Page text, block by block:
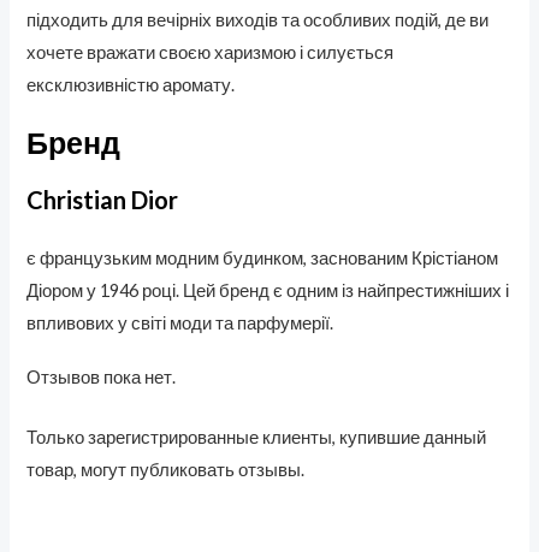
підходить для вечірніх виходів та особливих подій, де ви
хочете вражати своєю харизмою і силується
ексклюзивністю аромату.
Бренд
Christian Dior
є французьким модним будинком, заснованим Крістіаном
Діором у 1946 році. Цей бренд є одним із найпрестижніших і
впливових у світі моди та парфумерії.
Отзывов пока нет.
Только зарегистрированные клиенты, купившие данный
товар, могут публиковать отзывы.